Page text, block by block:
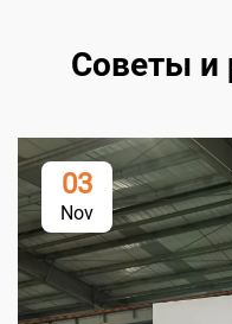
Советы и
03
Nov